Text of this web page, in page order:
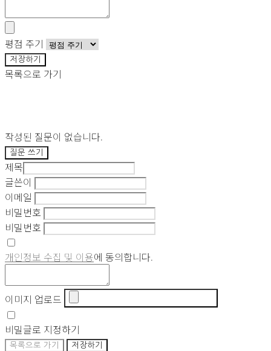
평점 주기
저장하기
목록으로 가기
작성된 질문이 없습니다.
질문 쓰기
제목
글쓴이
이메일
비밀번호
비밀번호
개인정보 수집 및 이용에 동의합니다.
이미지 업로드
비밀글로 지정하기
목록으로 가기 저장하기